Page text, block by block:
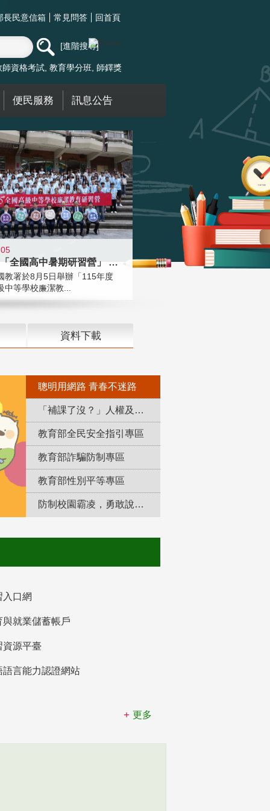
長民意信箱 常見問答 回首頁
進階搜尋
師資格考試 教育學分班 師鐸獎
便民服務 訊息公告
國教署「全國高中暑期研習營」 以多
教署於8月5日舉辦「115年度
中等學校廉潔教...
資料下載
聰明用網路 青春不迷路
「補課了沒？」人權及轉型正義教育專區
教育部全民安全指引專區
教育部詐騙防制專區
教育部性別平等專區
防制校園霸凌，勇敢說出來！
入口網
與就業儲蓄帳戶
資源平臺
語言能力認證網站
更多